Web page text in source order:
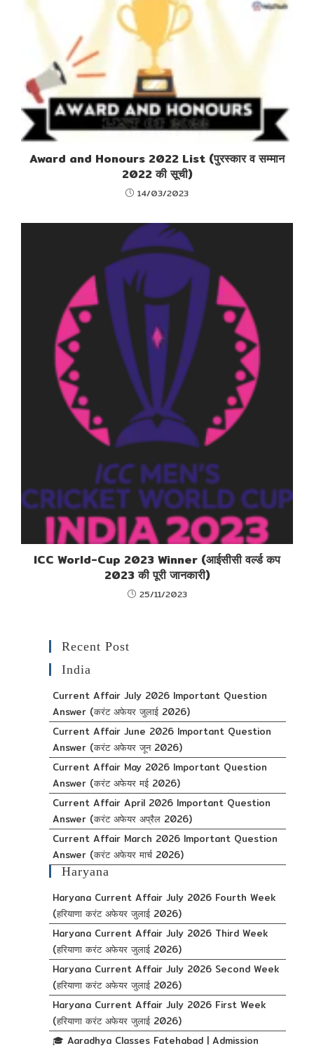
Award and Honours 2022 List (पुरस्कार व सम्मान
2022 की सूची)
14/03/2023
ICC World-Cup 2023 Winner (आईसीसी वर्ल्ड कप
2023 की पूरी जानकारी)
25/11/2023
Recent Post
India
Current Affair July 2026 Important Question
Answer (करंट अफेयर जुलाई 2026)
Current Affair June 2026 Important Question
Answer (करंट अफेयर जून 2026)
Current Affair May 2026 Important Question
Answer (करंट अफेयर मई 2026)
Current Affair April 2026 Important Question
Answer (करंट अफेयर अप्रैल 2026)
Current Affair March 2026 Important Question
Answer (करंट अफेयर मार्च 2026)
Haryana
Haryana Current Affair July 2026 Fourth Week
(हरियाणा करंट अफेयर जुलाई 2026)
Haryana Current Affair July 2026 Third Week
(हरियाणा करंट अफेयर जुलाई 2026)
Haryana Current Affair July 2026 Second Week
(हरियाणा करंट अफेयर जुलाई 2026)
Haryana Current Affair July 2026 First Week
(हरियाणा करंट अफेयर जुलाई 2026)
🎓 Aaradhya Classes Fatehabad | Admission